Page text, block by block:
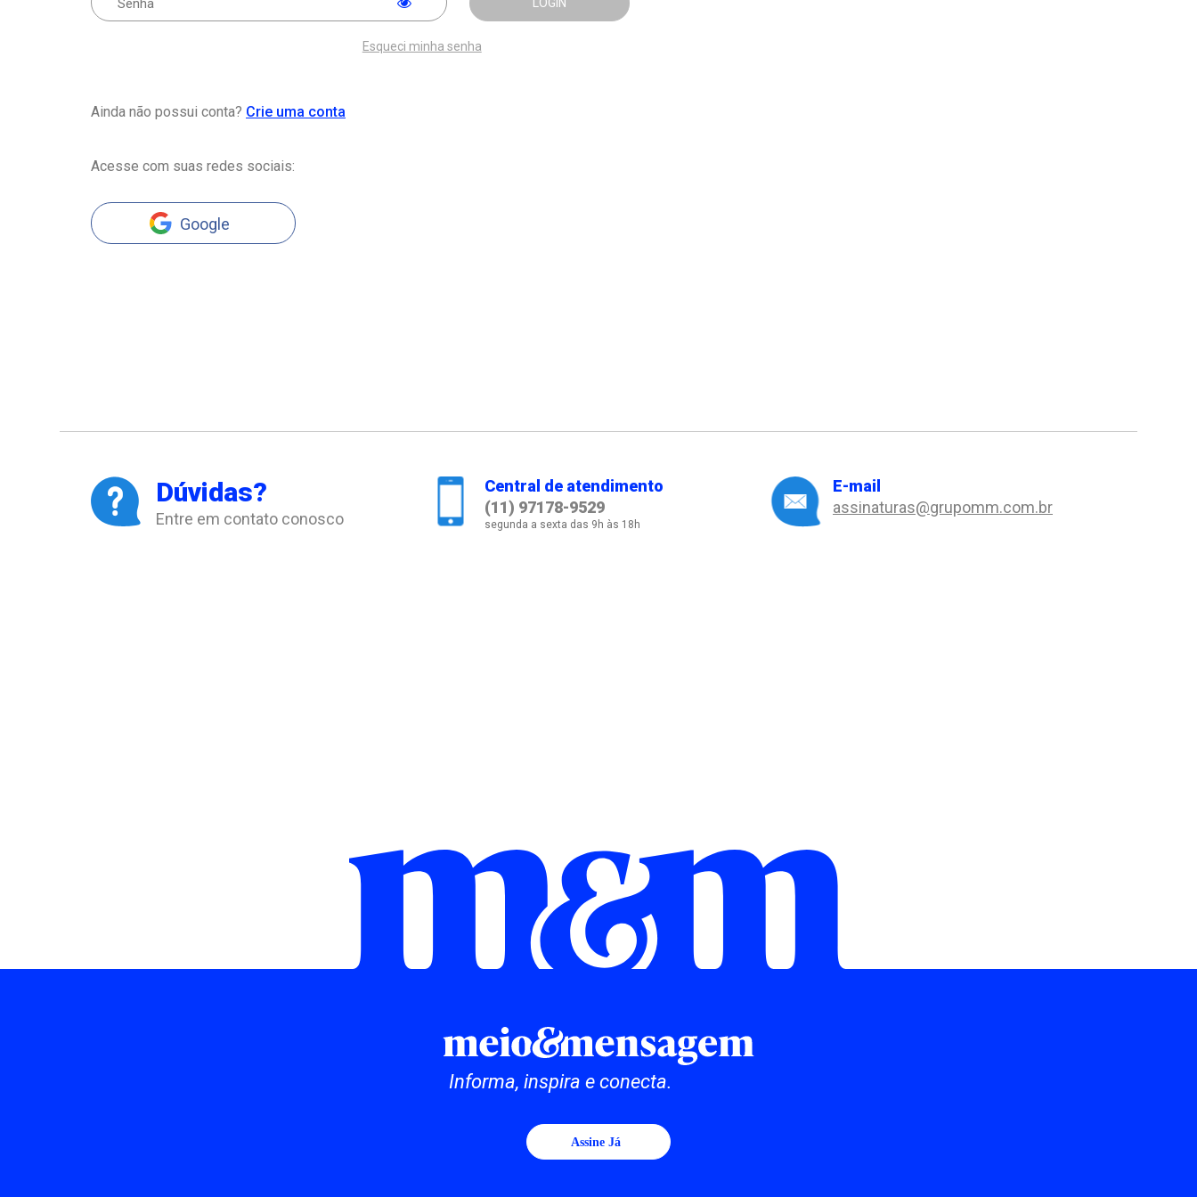
Esqueci minha senha
Ainda não possui conta? Crie uma conta
Acesse com suas redes sociais:
Google
Dúvidas?
Entre em contato conosco
Central de atendimento
(11) 97178-9529
segunda a sexta das 9h às 18h
E-mail
assinaturas@grupomm.com.br
Informa, inspira e conecta.
Assine Já